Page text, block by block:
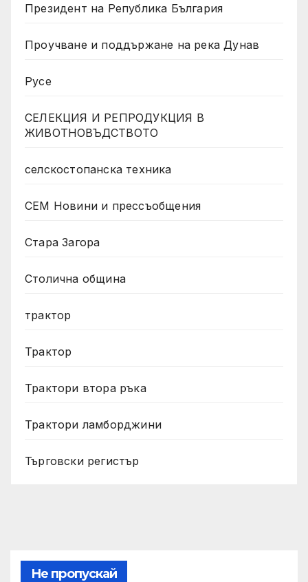
Президент на Република България
Проучване и поддържане на река Дунав
Русе
СЕЛЕКЦИЯ И РЕПРОДУКЦИЯ В
ЖИВОТНОВЪДСТВОТО
селскостопанска техника
СЕМ Новини и прессъобщения
Стара Загора
Столична община
трактор
Трактор
Трактори втора ръка
Трактори ламборджини
Търговски регистър
Не пропускай